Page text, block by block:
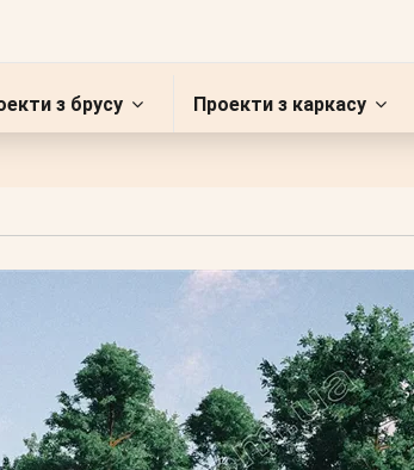
з брусу Проекти з каркасу